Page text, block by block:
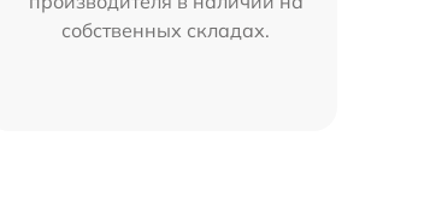
собственных складах.